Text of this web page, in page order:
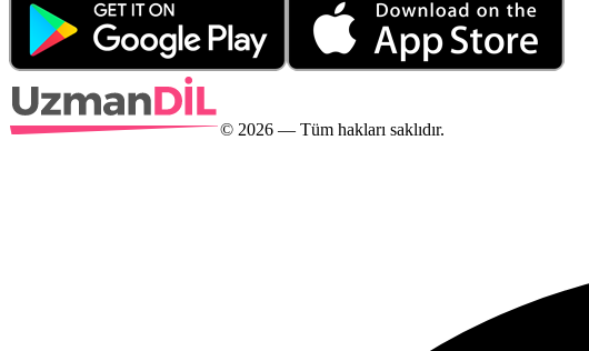
© 2026 — Tüm hakları saklıdır.